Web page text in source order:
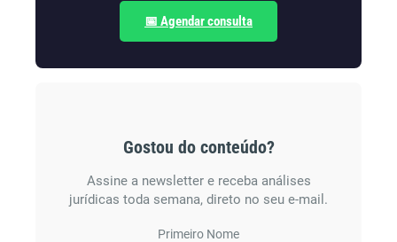
📅 Agendar consulta
Gostou do conteúdo?
Assine a newsletter e receba análises
jurídicas toda semana, direto no seu e-mail.
Primeiro Nome